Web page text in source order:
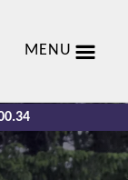
MENU